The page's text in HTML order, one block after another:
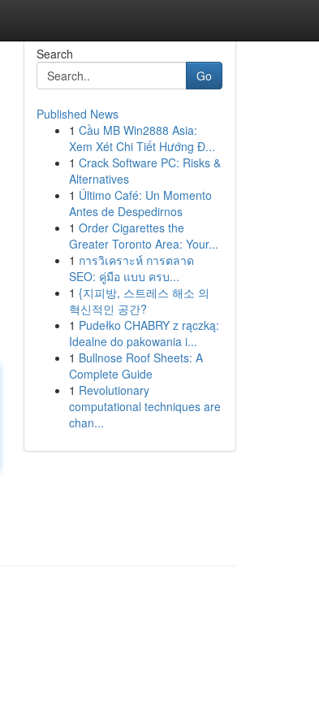
Search
Go
Published News
1 Cầu MB Win2888 Asia:
Xem Xét Chi Tiết Hướng Đ...
1 Crack Software PC: Risks &
Alternatives
1 Último Café: Un Momento
Antes de Despedirnos
1 Order Cigarettes the
Greater Toronto Area: Your...
1 การวิเคราะห์ การตลาด
SEO: คู่มือ แบบ ครบ...
1 {지피방, 스트레스 해소 의
혁신적인 공간?
1 Pudełko CHABRY z rączką:
Idealne do pakowania i...
1 Bullnose Roof Sheets: A
Complete Guide
1 Revolutionary
computational techniques are
chan...